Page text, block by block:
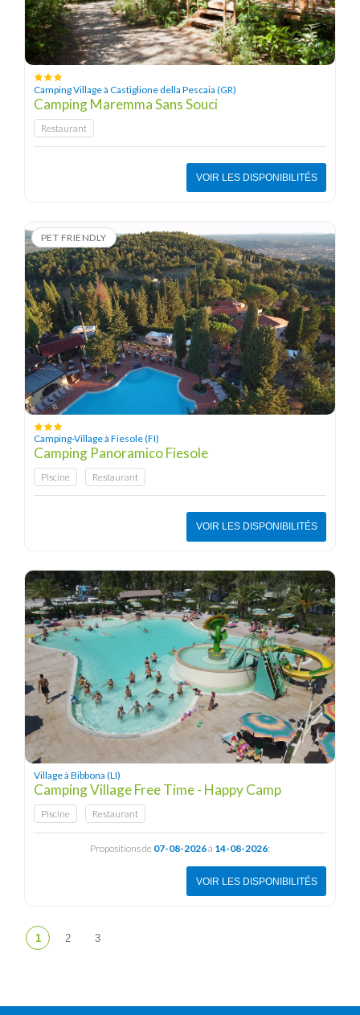
Camping Village à Castiglione della Pescaia (GR)
Camping Maremma Sans Souci
Restaurant
VOIR LES DISPONIBILITÉS
PET FRIENDLY
Camping-Village à Fiesole (FI)
Camping Panoramico Fiesole
Piscine Restaurant
VOIR LES DISPONIBILITÉS
Village à Bibbona (LI)
Camping Village Free Time - Happy Camp
Piscine Restaurant
Propositions de 07-08-2026à 14-08-2026:
VOIR LES DISPONIBILITÉS